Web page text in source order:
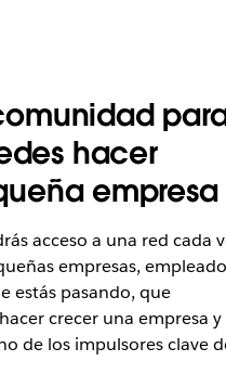
hacer
empresa
acceso a una red cada
empresas,
estás pasando, que
crecer una empresa y
de los impulsores clave